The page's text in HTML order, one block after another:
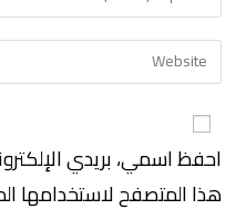
احفظ اسمي، بريدي
هذا المتصفح لاستخدامها